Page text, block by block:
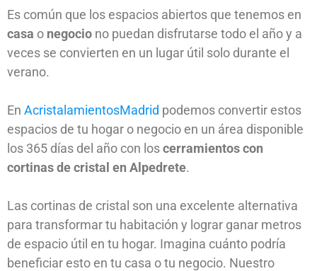
Es común que los espacios abiertos que tenemos en
casa o negocio no puedan disfrutarse todo el año y a
veces se convierten en un lugar útil solo durante el
verano.
En AcristalamientosMadrid podemos convertir estos
espacios de tu hogar o negocio en un área disponible
los 365 días del año con loscerramientos con
cortinas de cristal en Alpedrete.
Las cortinas de cristal son una excelente alternativa
para transformar tu habitación y lograr ganar metros
de espacio útil en tu hogar. Imagina cuánto podría
beneficiar esto en tu casa o tu negocio. Nuestro